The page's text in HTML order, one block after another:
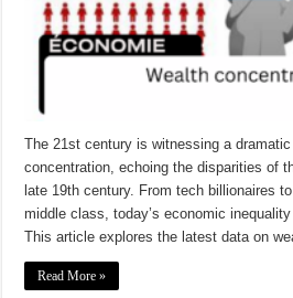
The 21st century is witnessing a
concentration, echoing the disparities of
late 19th century. From tech billionaires
middle class, today’s economic
This article explores the latest data on
Read More »